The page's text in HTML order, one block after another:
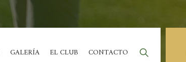
GALERÍA EL CLUB CONTACTO